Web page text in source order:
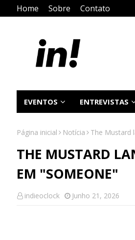
Home Sobre Contato
EVENTOS ENTREVISTAS
Página inicial Notícia The Mustard
THE MUSTARD
EM "SOMEONE"
indieoclock Junho 21, 2026